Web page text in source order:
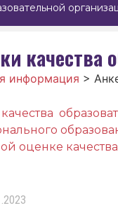
качества
информация >
оценке